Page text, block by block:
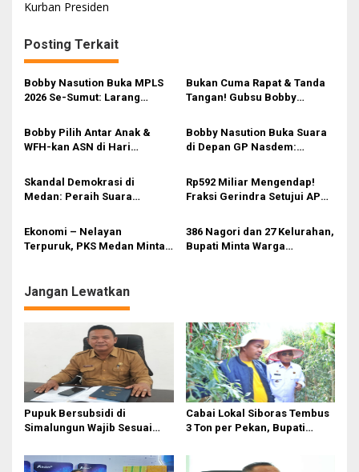
Kurban Presiden
Posting Terkait
Bobby Nasution Buka MPLS
2026 Se-Sumut: Larang
Hormati Guru dan Orang Tua
Bukan Cuma Rapat & Tanda
Tangan! Gubsu Bobby
Komite Sekolah, Minta
Kadisdik Awasi Ketat!
Bobby Pilih Antar Anak &
WFH-kan ASN di Hari
Berhati yang Guncang
Birokrasi!
Bobby Nasution Buka Suara
di Depan GP Nasdem:
Tameng, Narkoba dan Judi
Online Musuh Bersama!
Skandal Demokrasi di
Medan: Peraih Suara
Berteriak Minta Keadilan!
Rp592 Miliar Mengendap!
Fraksi Gerindra Setujui APBD
Segudang Catatan Kritis
Ekonomi – Nelayan
Terpuruk, PKS Medan Minta
Pengungkapan Mafia SPBU!
386 Nagori dan 27 Kelurahan,
Bupati Minta Warga
Jangan Lewatkan
Pupuk Bersubsidi di
Simalungun Wajib Sesuai
Masuk e-RDKK
Cabai Lokal Siboras Tembus
3 Ton per Pekan, Bupati
Unggulan